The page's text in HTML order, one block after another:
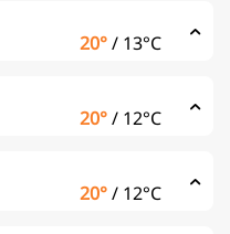
20°/ 13°C
20°/ 12°C
20°/ 12°C